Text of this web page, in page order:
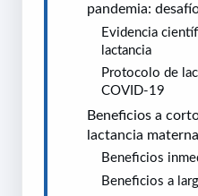
pandemia:
Evidencia
lactancia
Protocolo de
COVID-19
Beneficios a
lactancia materna
Beneficios
Beneficios a